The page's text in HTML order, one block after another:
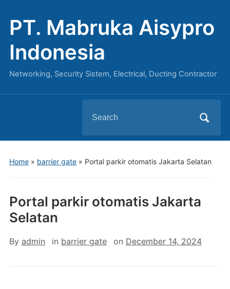
PT. Mabruka Aisypro
Indonesia
Networking, Security Sistem, Electrical, Ducting Contractor
for:
Home» barrier gate» Portal parkir otomatis Jakarta Selatan
Portal parkir otomatis Jakarta
Selatan
By admin in barrier gate on December 14, 2024